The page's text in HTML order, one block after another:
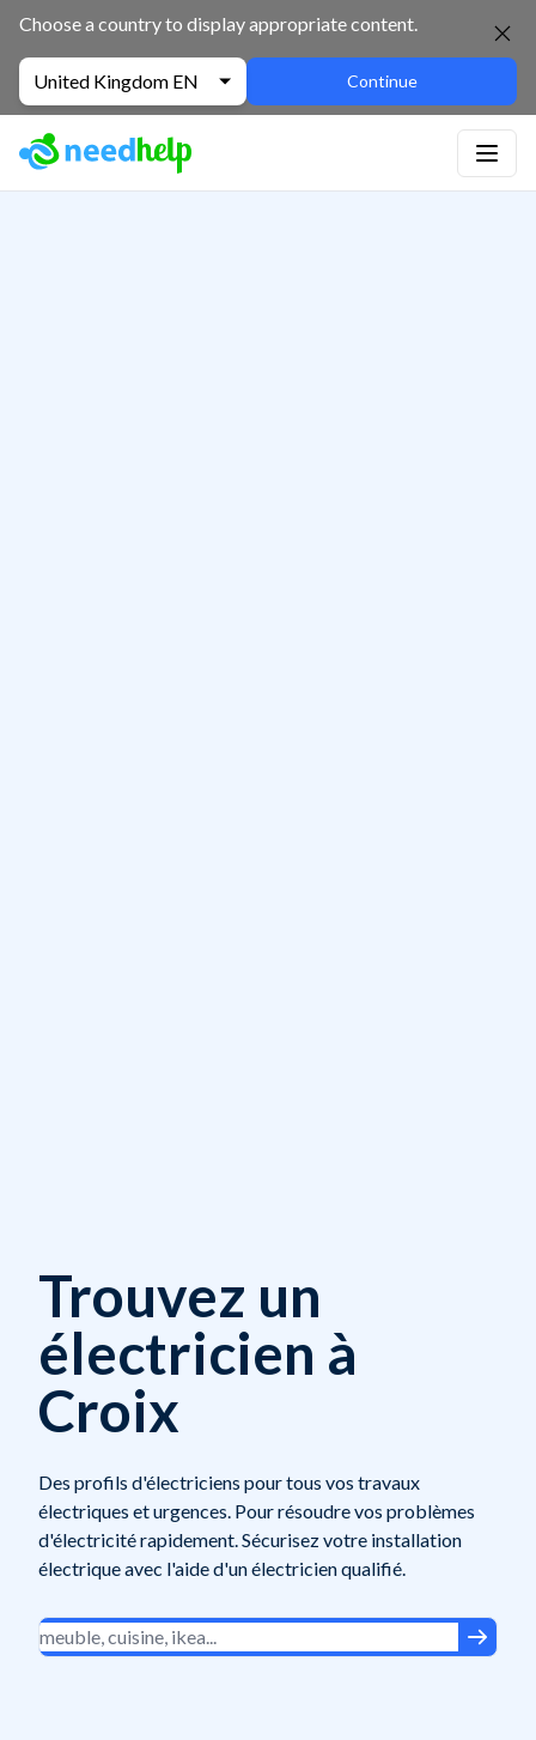
Choose a country to display appropriate content.
United Kingdom EN Continue
Trouvez un
électricien à
Croix
Des profils d'électriciens pour tous vos travaux
électriques et urgences. Pour résoudre vos problèmes
d'électricité rapidement. Sécurisez votre installation
électrique avec l'aide d'un électricien qualifié.